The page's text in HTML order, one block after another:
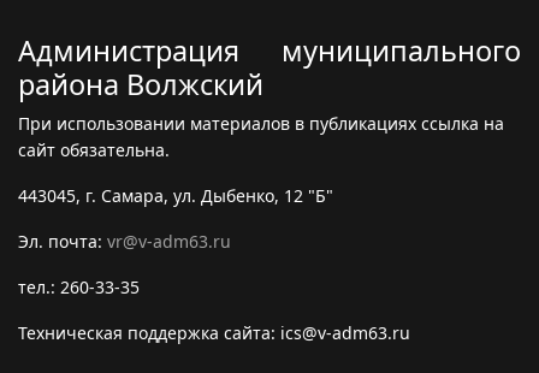
Администрация муниципального
района Волжский
При использовании материалов в публикациях ссылка на
сайт обязательна.
443045, г. Самара, ул. Дыбенко, 12 "Б"
Эл. почта: vr@v-adm63.ru
тел.: 260-33-35
Техническая поддержка сайта: ics@v-adm63.ru